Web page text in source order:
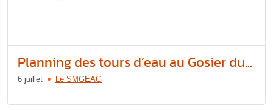
Planning des tours d’eau au Gosier du...
6 juillet Le SMGEAG